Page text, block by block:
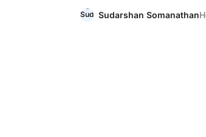
Sudarshan Somanathan